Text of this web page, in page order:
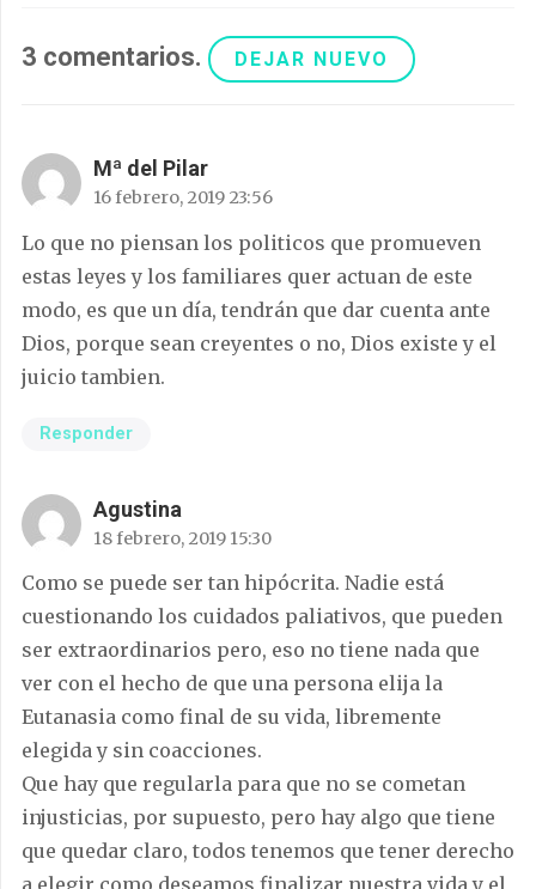
3 comentarios. DEJAR NUEVO
Mª del Pilar
16 febrero, 2019 23:56
Lo que no piensan los politicos que promueven
estas leyes y los familiares quer actuan de este
modo, es que un día, tendrán que dar cuenta ante
Dios, porque sean creyentes o no, Dios existe y el
juicio tambien.
Responder
Agustina
18 febrero, 2019 15:30
Como se puede ser tan hipócrita. Nadie está
cuestionando los cuidados paliativos, que pueden
ser extraordinarios pero, eso no tiene nada que
ver con el hecho de que una persona elija la
Eutanasia como final de su vida, libremente
elegida y sin coacciones.
Que hay que regularla para que no se cometan
injusticias, por supuesto, pero hay algo que tiene
que quedar claro, todos tenemos que tener derecho